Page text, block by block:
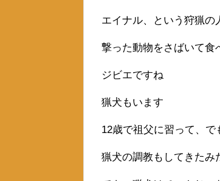
エイナル、という狩猟の
撃った動物をさばいて食
ジビエですね
猟犬もいます
12歳で祖父に習って、
猟犬の調教もしてきたみ